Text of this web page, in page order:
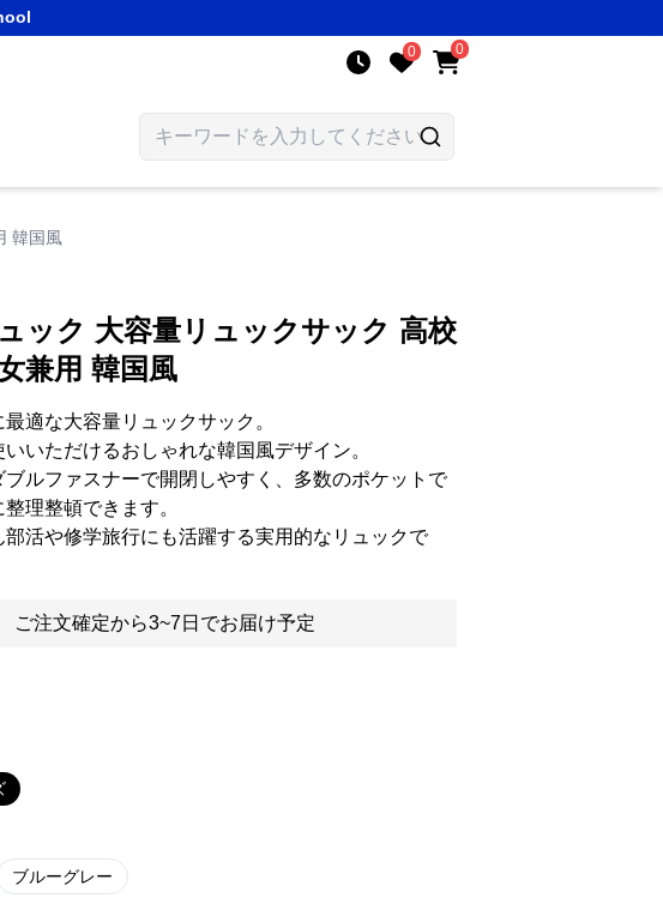
0 0
韓国風
ック 大容量リュックサック 高校
兼用 韓国風
適な大容量リュックサック。
いただけるおしゃれな韓国風デザイン。
ブルファスナーで開閉しやすく、多数のポケットで
理整頓できます。
活や修学旅行にも活躍する実用的なリュックで
ご注文確定から3~7日でお届け予定
ブルーグレー